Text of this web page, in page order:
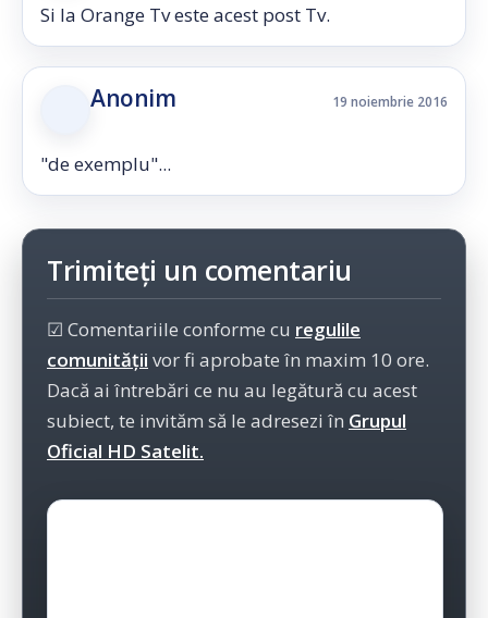
Si la Orange Tv este acest post Tv.
Anonim 19 noiembrie 2016
"de exemplu"...
Trimiteți un comentariu
☑ Comentariile conforme cu regulile
comunității vor fi aprobate în maxim 10 ore.
Dacă ai întrebări ce nu au legătură cu acest
subiect, te invităm să le adresezi în Grupul
Oficial HD Satelit.